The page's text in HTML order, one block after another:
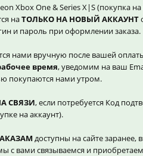
Xbox One & Series X|S (покупка
наТОЛЬКО НА НОВЫЙ АККАУНТ
и пароль при оформлении заказа.
нами вручную после вашей
время, уведомим на ваш
покупаются нами утром.
СВЯЗИ, если потребуется Код
на аккаунт).
доступны на сайте заранее,
с вами связываемся и